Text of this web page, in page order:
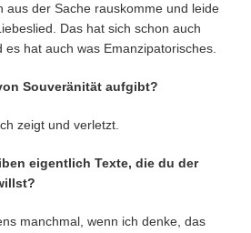
aus der Sache rauskomme und leide
Das hat sich schon auch
hat auch was Emanzipatorisches.
Souveränität aufgibt?
zeigt und verletzt.
eigentlich Texte, die du der
manchmal, wenn ich denke, das